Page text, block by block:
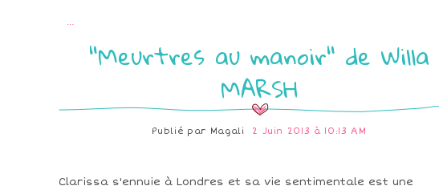
…
"Meurtres au manoir" de Willa
MARSH
Publié par Magali 2 Juin 2013 à 10:13 AM
Clarissa s'ennuie à Londres et sa vie sentimentale est une